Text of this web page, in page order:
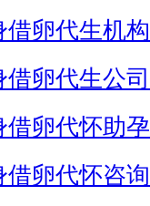
借卵代生机构
借卵代生公司
借卵代怀助孕
借卵代怀咨询